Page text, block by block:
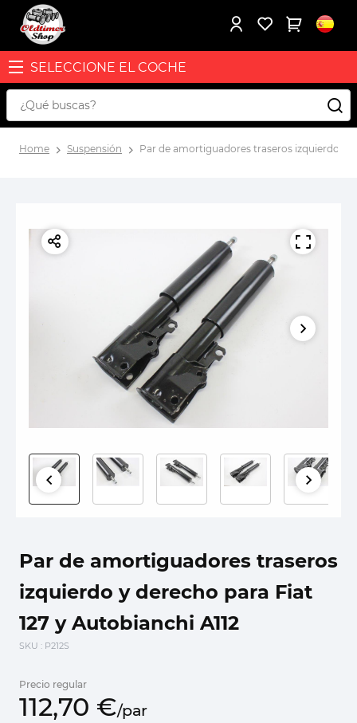
SELECCIONE EL COCHE
Home Suspensión Par de amortiguadores traseros izquierdo y
Par de amortiguadores traseros
izquierdo y derecho para Fiat
127 y Autobianchi A112
SKU : P212S
Precio regular
112,70 €/par